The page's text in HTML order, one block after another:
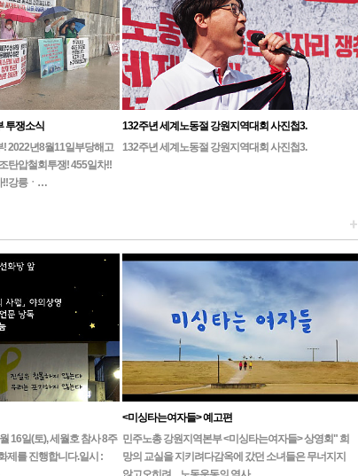
투쟁소식
2022년8월11일부당해고
탄압철회투쟁! 455일차!!
!!강릉ㆍ…
132주년 세계노동절 강원지역대회 사진첩3.
132주년 세계노동절 강원지역대회 사진첩3.
+
16일(토), 세월호 참사 8주
제를 진행합니다.일시 :
<미싱타는여자들> 예고편
민주노총 강원지역본부 <미싱타는여자들> 상영회" 희
망의 교실을 지키려다감옥에 갔던 소녀들은 무너지지